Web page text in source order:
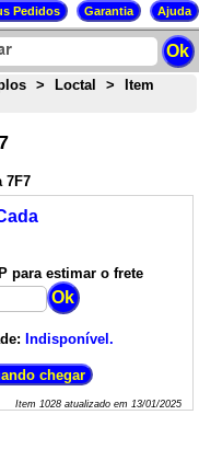
> Loctal >
Item
7F7
para estimar o frete
Indisponível.
Item 1028atualizado em 13/01/2025